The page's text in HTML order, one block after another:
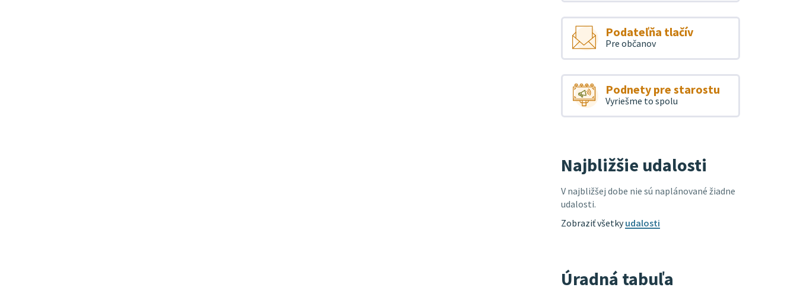
Podateľňa tlačív
Pre občanov
Podnety pre starostu
Vyriešme to spolu
Najbližšie udalosti
V najbližšej dobe nie sú naplánované žiadne
udalosti.
Zobraziť všetkyudalosti
Úradná tabuľa